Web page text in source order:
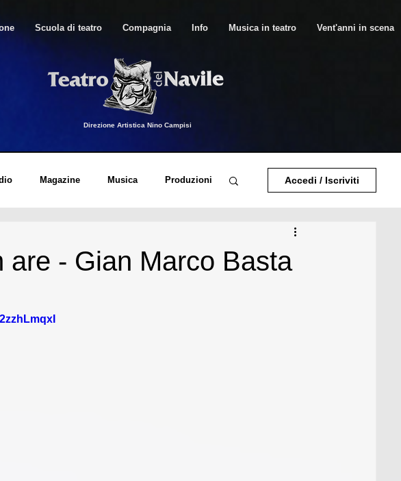
Scuola di teatro Compagnia Info Musica in teatro Vent'anni in scena
Direzione Artistica Nino Campisi
Magazine Musica Produzioni Accedi / Iscriviti
are - Gian Marco Basta